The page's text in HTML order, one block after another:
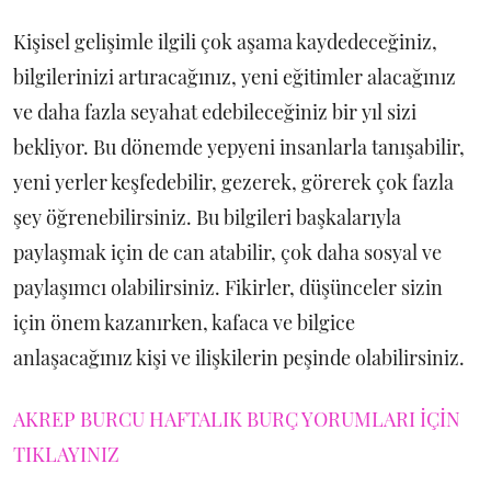
Kişisel gelişimle ilgili çok aşama kaydedeceğiniz,
bilgilerinizi artıracağınız, yeni eğitimler alacağınız
ve daha fazla seyahat edebileceğiniz bir yıl sizi
bekliyor. Bu dönemde yepyeni insanlarla tanışabilir,
yeni yerler keşfedebilir, gezerek, görerek çok fazla
şey öğrenebilirsiniz. Bu bilgileri başkalarıyla
paylaşmak için de can atabilir, çok daha sosyal ve
paylaşımcı olabilirsiniz. Fikirler, düşünceler sizin
için önem kazanırken, kafaca ve bilgice
anlaşacağınız kişi ve ilişkilerin peşinde olabilirsiniz.
AKREP BURCU HAFTALIK BURÇ YORUMLARI İÇİN
TIKLAYINIZ